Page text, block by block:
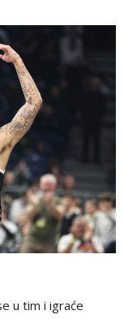
u tim i igraće